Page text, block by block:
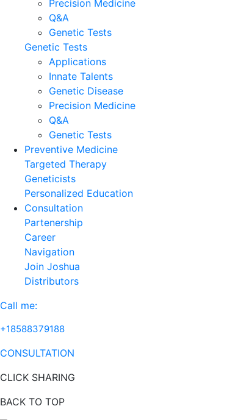
Precision Medicine
Q&A
Genetic Tests
Genetic Tests
Applications
Innate Talents
Genetic Disease
Precision Medicine
Q&A
Genetic Tests
Preventive Medicine
Targeted Therapy
Geneticists
Personalized Education
Consultation
Partenership
Career
Navigation
Join Joshua
Distributors
Call me:
+18588379188
CONSULTATION
CLICK SHARING
BACK TO TOP